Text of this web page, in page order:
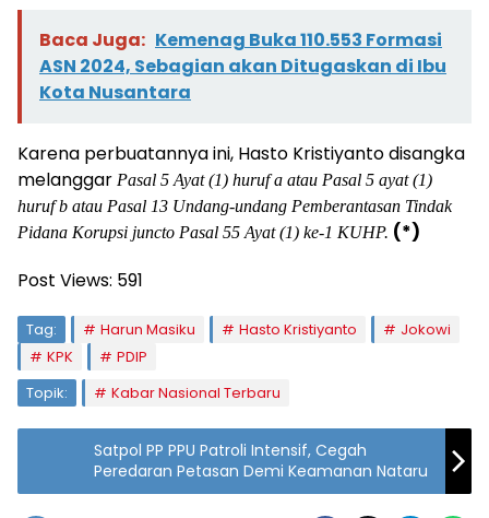
Baca Juga: Kemenag Buka 110.553 Formasi
ASN 2024, Sebagian akan Ditugaskan di Ibu
Kota Nusantara
Karena perbuatannya ini, Hasto Kristiyanto disangka
melanggar Pasal 5 Ayat (1) huruf a atau Pasal 5 ayat (1)
huruf b atau Pasal 13 Undang-undang Pemberantasan Tindak
Pidana Korupsi juncto Pasal 55 Ayat (1) ke-1 KUHP. (*)
Post Views: 591
Tag: Harun Masiku Hasto Kristiyanto
Jokowi
KPK
PDIP
Topik:
Kabar Nasional Terbaru
Satpol PP PPU Patroli Intensif, Cegah
Peredaran Petasan Demi Keamanan Nataru